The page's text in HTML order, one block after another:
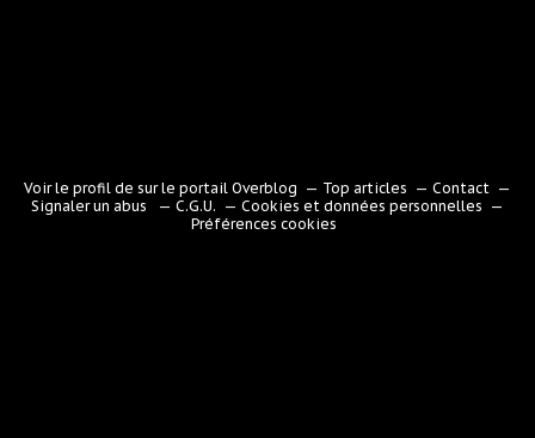
Voir le profil de sur le portail Overblog Top articles
Contact
Signaler un abus
C.G.U.
Cookies et données personnelles
Préférences cookies